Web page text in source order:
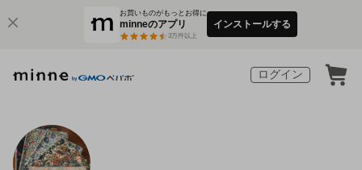
お買いものがもっとお得に
minneのアプリ
3万件以上
インストールする
ログイン